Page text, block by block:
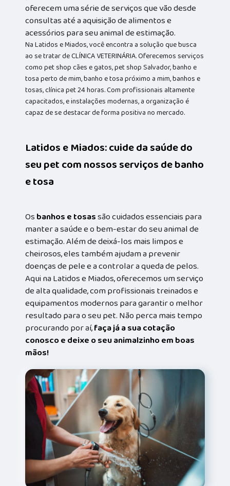
oferecem uma série de serviços que vão desde
consultas até a aquisição de alimentos e
acessórios para seu animal de estimação.
Na Latidos e Miados, você encontra a solução que busca
ao se tratar de CLÍNICA VETERINÁRIA. Oferecemos serviços
como pet shop cães e gatos, pet shop Salvador, banho e
tosa perto de mim, banho e tosa próximo a mim, banhos e
tosas, clínica pet 24 horas. Com profissionais altamente
capacitados, e instalações modernas, a organização é
capaz de se destacar de forma positiva no mercado.
Latidos e Miados: cuide da saúde do
seu pet com nossos serviços de banho
e tosa
Osbanhos e tosassão cuidados essenciais para
manter a saúde e o bem-estar do seu animal de
estimação. Além de deixá-los mais limpos e
cheirosos, eles também ajudam a prevenir
doenças de pele e a controlar a queda de pelos.
Aqui na Latidos e Miados, oferecemos um serviço
de alta qualidade, com profissionais treinados e
equipamentos modernos para garantir o melhor
resultado para o seu pet. Não perca mais tempo
procurando por aí,faça já a sua cotação
conosco e deixe o seu animalzinho em boas
mãos!